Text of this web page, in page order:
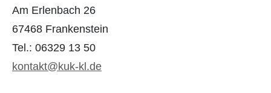
Am Erlenbach 26
67468 Frankenstein
Tel.: 06329 13 50
kontakt@kuk-kl.de